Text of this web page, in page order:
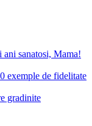
ani sanatosi, Mama!
exemple de fidelitate
gradinite